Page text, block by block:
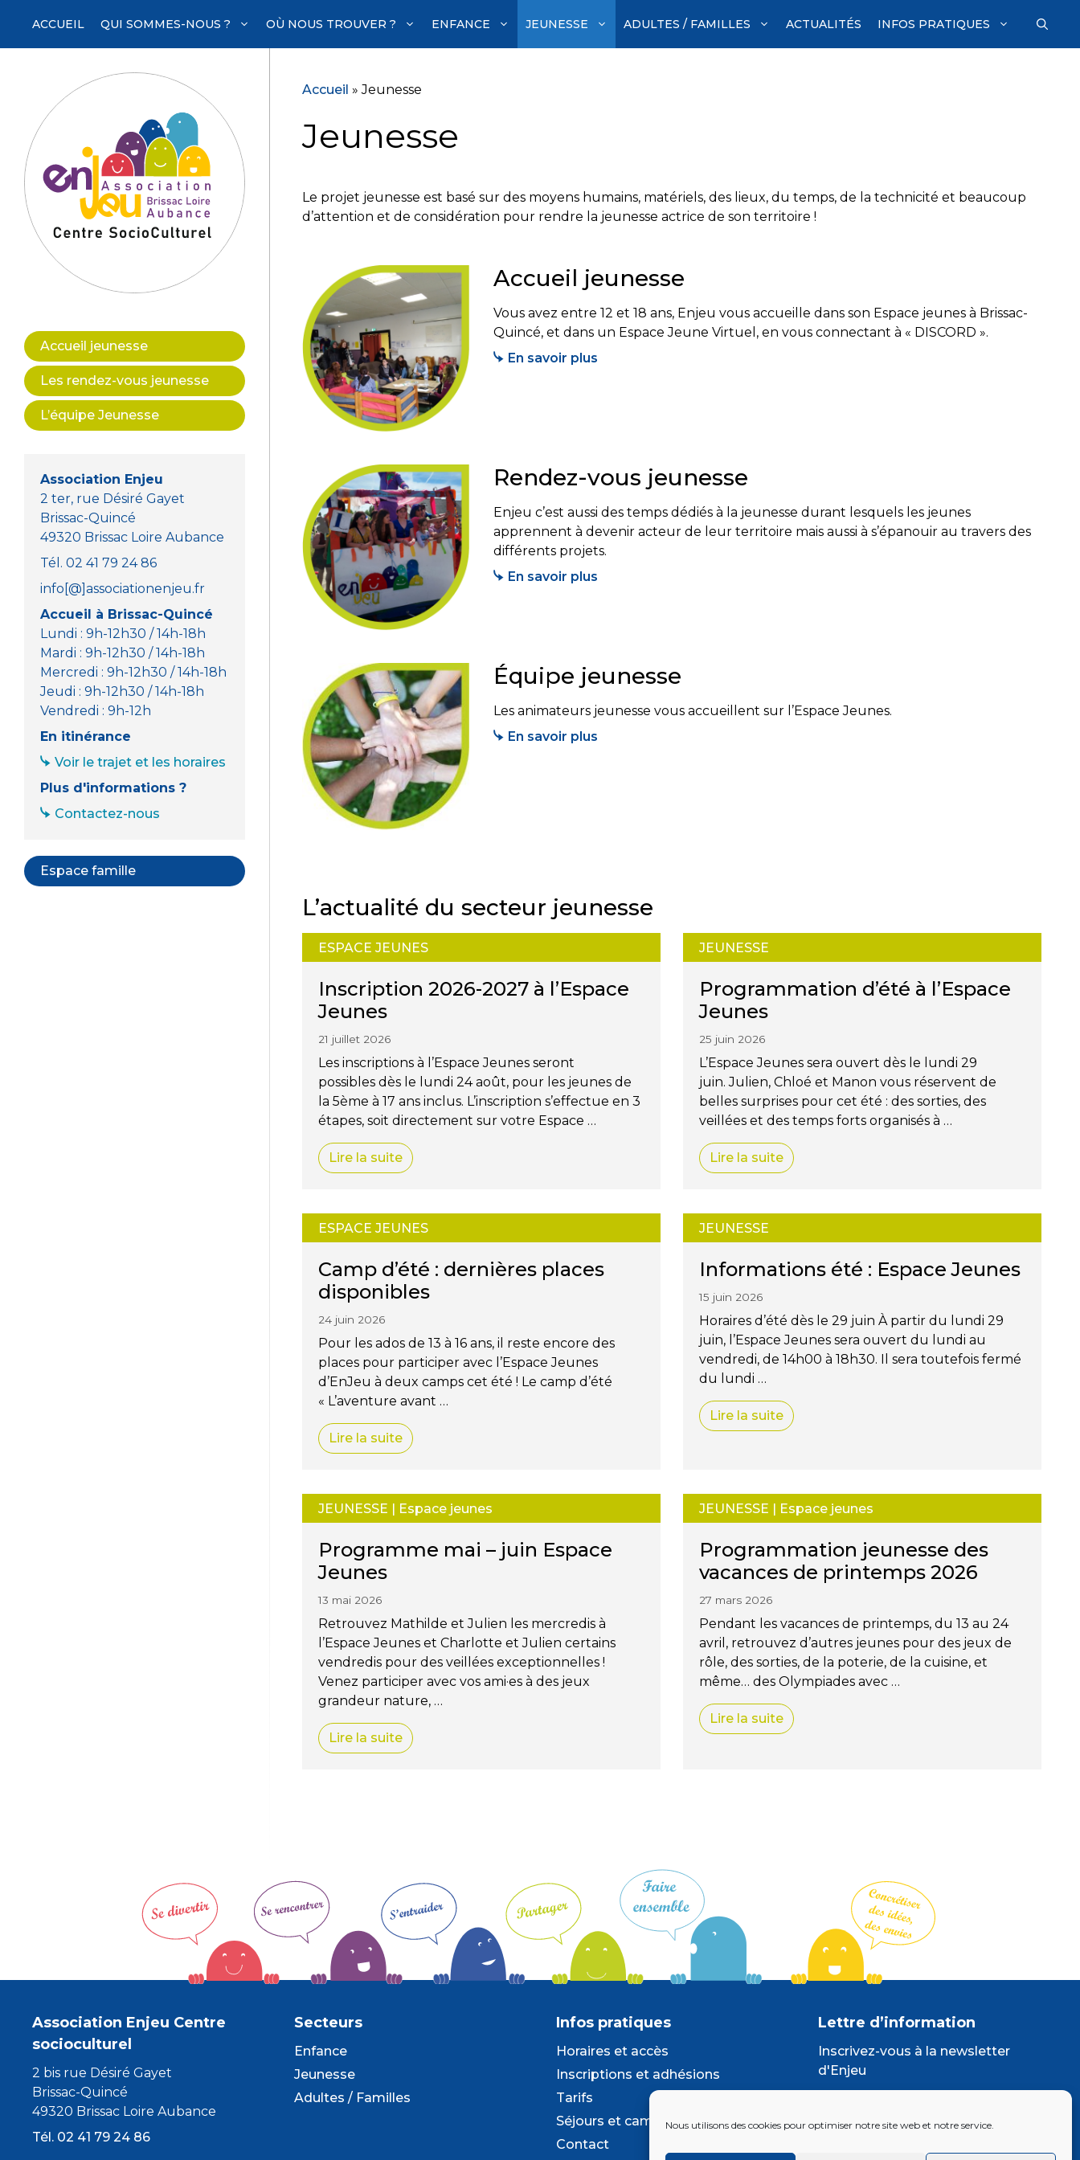
Nous utilisons des cookies pour optimiser notre site web et notre service.
contenu
ACCUEIL QUI SOMMES-NOUS ? OÙ NOUS TROUVER ? ENFANCE JEUNESSE ADULTES / FAMILLES ACTUALITÉS INFOS PRATIQUES
Accueil »Jeunesse
Jeunesse
Le projet jeunesse est basé sur des moyens humains, matériels, des lieux, du temps, de la technicité et beaucoup
d’attention et de considération pour rendre la jeunesse actrice de son territoire !
Accueil jeunesse
Vous avez entre 12 et 18 ans, Enjeu vous accueille dans son Espace jeunes à Brissac-
Quincé, et dans un Espace Jeune Virtuel, en vous connectant à « DISCORD ».
En savoir plus
Rendez-vous jeunesse
Enjeu c’est aussi des temps dédiés à la jeunesse durant lesquels les jeunes
apprennent à devenir acteur de leur territoire mais aussi à s’épanouir au travers des
différents projets.
En savoir plus
Équipe jeunesse
Les animateurs jeunesse vous accueillent sur l’Espace Jeunes.
En savoir plus
L’actualité du secteur jeunesse
ESPACE JEUNES
Inscription 2026-2027 à l’Espace
Jeunes
21 juillet 2026
Les inscriptions à l’Espace Jeunes seront
possibles dès le lundi 24 août, pour les jeunes de
la 5ème à 17 ans inclus. L’inscription s’effectue en 3
étapes, soit directement sur votre Espace …
Lire la suite
JEUNESSE
Programmation d’été à l’Espace
Jeunes
25 juin 2026
L’Espace Jeunes sera ouvert dès le lundi 29
juin. Julien, Chloé et Manon vous réservent de
belles surprises pour cet été : des sorties, des
veillées et des temps forts organisés à …
Lire la suite
ESPACE JEUNES
Camp d’été : dernières places
disponibles
24 juin 2026
Pour les ados de 13 à 16 ans, il reste encore des
places pour participer avec l’Espace Jeunes
d’EnJeu à deux camps cet été ! Le camp d’été
« L’aventure avant …
Lire la suite
JEUNESSE
Informations été : Espace Jeunes
15 juin 2026
Horaires d’été dès le 29 juin À partir du lundi 29
juin, l’Espace Jeunes sera ouvert du lundi au
vendredi, de 14h00 à 18h30. Il sera toutefois fermé
du lundi …
Lire la suite
JEUNESSE | Espace jeunes
Programme mai – juin Espace
Jeunes
13 mai 2026
Retrouvez Mathilde et Julien les mercredis à
l’Espace Jeunes et Charlotte et Julien certains
vendredis pour des veillées exceptionnelles !
Venez participer avec vos ami·es à des jeux
grandeur nature, …
Lire la suite
JEUNESSE | Espace jeunes
Programmation jeunesse des
vacances de printemps 2026
27 mars 2026
Pendant les vacances de printemps, du 13 au 24
avril, retrouvez d’autres jeunes pour des jeux de
rôle, des sorties, de la poterie, de la cuisine, et
même… des Olympiades avec …
Lire la suite
Accueil jeunesse
Les rendez-vous jeunesse
L’équipe Jeunesse
Association Enjeu
2 ter, rue Désiré Gayet
Brissac-Quincé
49320 Brissac Loire Aubance
Tél. 02 41 79 24 86
info[@]associationenjeu.fr
Accueil à Brissac-Quincé
Lundi : 9h-12h30 / 14h-18h
Mardi : 9h-12h30 / 14h-18h
Mercredi : 9h-12h30 / 14h-18h
Jeudi : 9h-12h30 / 14h-18h
Vendredi : 9h-12h
En itinérance
Voir le trajet et les horaires
Plus d'informations ?
Contactez-nous
Espace famille
Association Enjeu Centre
socioculturel
2 bis rue Désiré Gayet
Brissac-Quincé
49320 Brissac Loire Aubance
Tél. 02 41 79 24 86
Secteurs
Enfance
Jeunesse
Adultes / Familles
Infos pratiques
Horaires et accès
Inscriptions et adhésions
Tarifs
Séjours et camps
Contact
Lettre d’information
Inscrivez-vous à la newsletter
d'Enjeu